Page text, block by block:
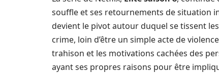
souffle et ses retournements de situation
devient le pivot autour duquel se tissent
crime, loin d’être un simple acte de
trahison et les motivations cachées des
ayant ses propres raisons pour être